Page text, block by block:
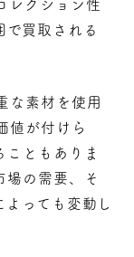
レクション性
買取される
な素材を使用
値が付けら
こともありま
場の需要、そ
っても変動し